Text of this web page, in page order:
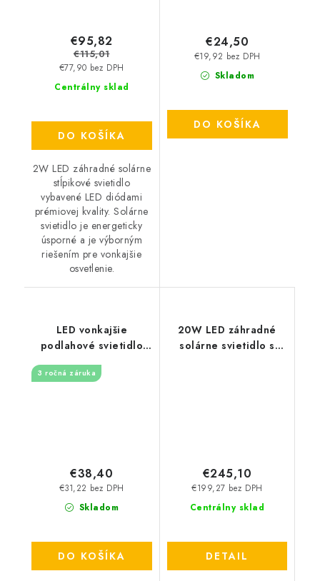
Centrálny sklad
€77,90 bez DPH
€95,82
€115,01
DO KOŠÍKA
2W LED záhradné solárne
stĺpikové svietidlo
vybavené LED diódami
prémiovej kvality. Solárne
svietidlo je energeticky
úsporné a je výborným
riešením pre vonkajšie
osvetlenie.
Skladom
€19,92 bez DPH
€24,50
DO KOŠÍKA
LED vonkajšie
podlahové svietidlo
4000K - LGL524S
3 ročná záruka
Skladom
€31,22 bez DPH
€38,40
DO KOŠÍKA
20W LED záhradné
solárne svietidlo s
Centrálny sklad
€199,27 bez DPH
€245,10
DETAIL